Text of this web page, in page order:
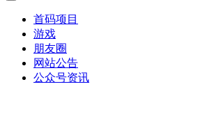
首码项目
游戏
朋友圈
网站公告
公众号资讯